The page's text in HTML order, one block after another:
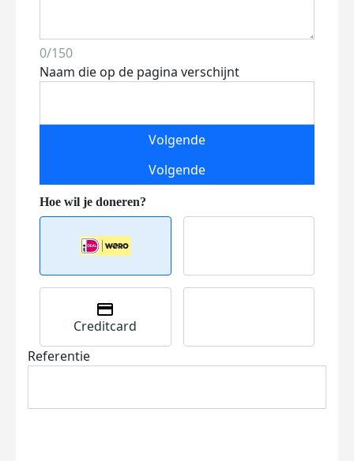
0/150
Naam die op de pagina verschijnt
Volgende
Volgende
Creditcard
Referentie